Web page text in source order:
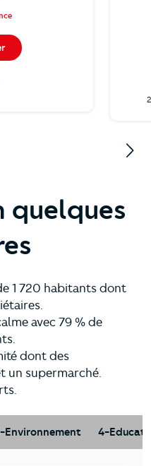
quelques
1 720 habitants dont
avec 79 % de
dont des
un supermarché.
Environnement 4-